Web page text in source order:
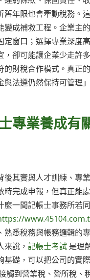
年限也會牽動稅務。
變成補救工程。企業主
定窗口；選擇專業深度
，卻可能讓企業少走許
的財稅合作模式。真正
法遵仍然保持可管理
專業養成有
後其實與人才訓練、專
時完成申報，但真正能
麼一間記帳士事務所若
熟悉稅務與帳務邏輯的
說， 記帳士考試 是理
基礎，可以把公司的實
觸到營業稅、營所稅、